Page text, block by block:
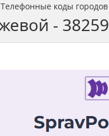
Телефонные коды городов
- 38259